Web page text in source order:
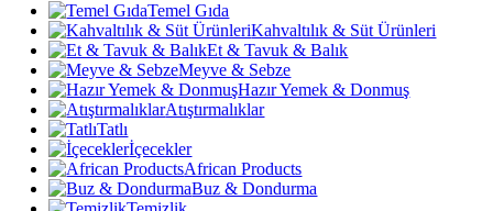
Temel Gıda
Kahvaltılık & Süt Ürünleri
Et & Tavuk & Balık
Meyve & Sebze
Hazır Yemek & Donmuş
Atıştırmalıklar
Tatlı
İçecekler
African Products
Buz & Dondurma